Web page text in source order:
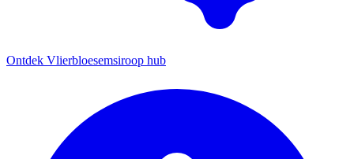
Ontdek Vlierbloesemsiroop hub